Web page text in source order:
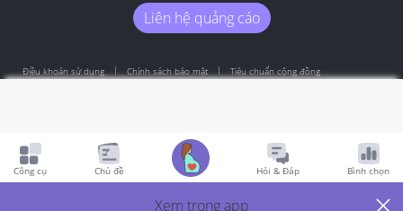
Liên hệ quảng cáo
Điều khoản sử dụng Chính sách bảo mật Tiêu chuẩn cộng đồng
Công cụ Chủ đề Hỏi & Đáp Bình chọn
Xem trong app